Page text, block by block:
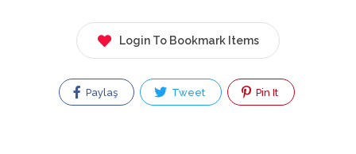
Login To Bookmark Items
Paylaş Tweet Pin It